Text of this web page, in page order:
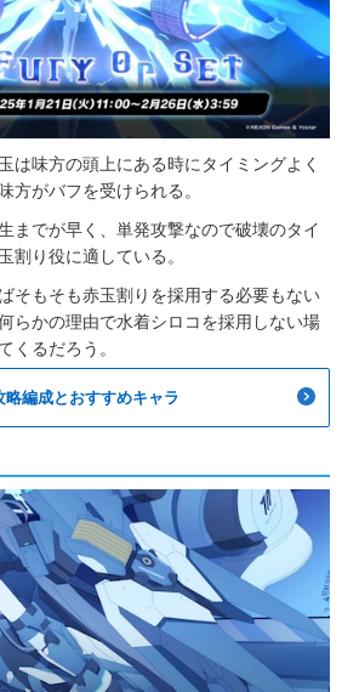
は味方の頭上にある時にタイミングよく
方がバフを受けられる。
までが早く、単発攻撃なので破壊のタイ
割り役に適している。
そもそも赤玉割りを採用する必要もない
らかの理由で水着シロコを採用しない場
くるだろう。
略編成とおすすめキャラ